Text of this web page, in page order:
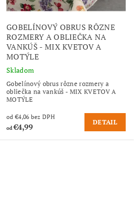
GOBELÍNOVÝ OBRUS RÔZNE
ROZMERY A OBLIEČKA NA
VANKÚŠ - MIX KVETOV A
MOTÝLE
Skladom
Gobelínový obrus rôzne rozmery a
obliečka na vankúš - MIX KVETOV A
MOTÝLE
od €4,06 bez DPH
od€4,99 DETAIL